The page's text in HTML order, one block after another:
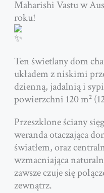
Maharishi Vastu w
roku!
Ten świetlany dom
układem z niskimi
dzienną, jadalnią i
powierzchni 120 m²
Przeszklone ściany
weranda otaczająca
światłem, oraz
wzmacniająca
zawsze czuje się
zewnątrz.